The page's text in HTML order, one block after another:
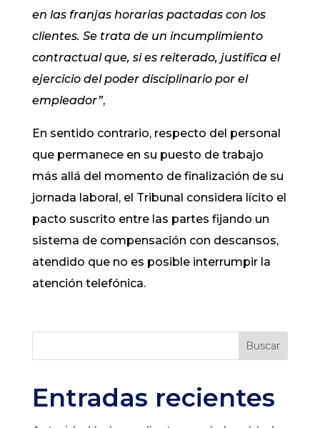
en las franjas horarias pactadas con los
clientes. Se trata de un incumplimiento
contractual que, si es reiterado, justifica el
ejercicio del poder disciplinario por el
empleador”,
En sentido contrario, respecto del personal
que permanece en su puesto de trabajo
más allá del momento de finalización de su
jornada laboral, el Tribunal considera lícito el
pacto suscrito entre las partes fijando un
sistema de compensación con descansos,
atendido que no es posible interrumpir la
atención telefónica.
Buscar
Entradas recientes